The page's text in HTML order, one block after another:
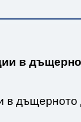
в
в